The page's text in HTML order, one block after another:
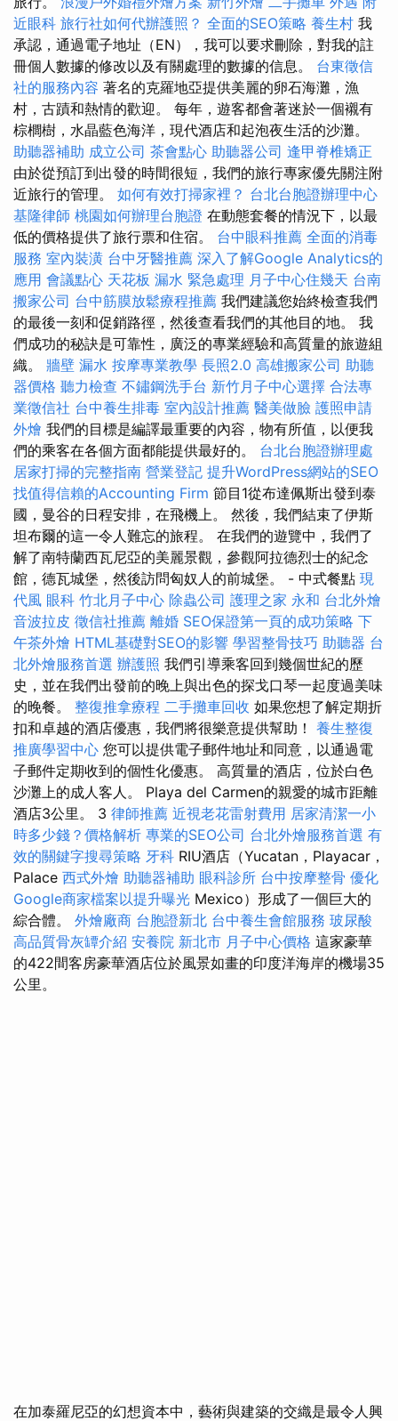
近眼科 旅行社如何代辦護照？ 全面的SEO策略 養生村 我
承認，通過電子地址（EN），我可以要求刪除，對我的註
冊個人數據的修改以及有關處理的數據的信息。 台東徵信
社的服務內容 著名的克羅地亞提供美麗的卵石海灘，漁
村，古蹟和熱情的歡迎。 每年，遊客都會著迷於一個襯有
棕櫚樹，水晶藍色海洋，現代酒店和起泡夜生活的沙灘。
助聽器補助 成立公司 茶會點心 助聽器公司 逢甲脊椎矯正
由於從預訂到出發的時間很短，我們的旅行專家優先關注附
近旅行的管理。 如何有效打掃家裡？ 台北台胞證辦理中心
基隆律師 桃園如何辦理台胞證 在動態套餐的情況下，以最
低的價格提供了旅行票和住宿。 台中眼科推薦 全面的消毒
服務 室內裝潢 台中牙醫推薦 深入了解Google Analytics的
應用 會議點心 天花板 漏水 緊急處理 月子中心住幾天 台南
搬家公司 台中筋膜放鬆療程推薦 我們建議您始終檢查我們
的最後一刻和促銷路徑，然後查看我們的其他目的地。 我
們成功的秘訣是可靠性，廣泛的專業經驗和高質量的旅遊組
織。 牆壁 漏水 按摩專業教學 長照2.0 高雄搬家公司 助聽
器價格 聽力檢查 不鏽鋼洗手台 新竹月子中心選擇 合法專
業徵信社 台中養生排毒 室內設計推薦 醫美做臉 護照申請
外燴 我們的目標是編譯最重要的內容，物有所值，以便我
們的乘客在各個方面都能提供最好的。 台北台胞證辦理處
居家打掃的完整指南 營業登記 提升WordPress網站的SEO
找值得信賴的Accounting Firm 節目1從布達佩斯出發到泰
國，曼谷的日程安排，在飛機上。 然後，我們結束了伊斯
坦布爾的這一令人難忘的旅程。 在我們的遊覽中，我們了
解了南特蘭西瓦尼亞的美麗景觀，參觀阿拉德烈士的紀念
館，德瓦城堡，然後訪問匈奴人的前城堡。 - 中式餐點 現
代風 眼科 竹北月子中心 除蟲公司 護理之家 永和 台北外燴
音波拉皮 徵信社推薦 離婚 SEO保證第一頁的成功策略 下
午茶外燴 HTML基礎對SEO的影響 學習整骨技巧 助聽器 台
北外燴服務首選 辦護照 我們引導乘客回到幾個世紀的歷
史，並在我們出發前的晚上與出色的探戈口琴一起度過美味
的晚餐。 整復推拿療程 二手攤車回收 如果您想了解定期折
扣和卓越的酒店優惠，我們將很樂意提供幫助！ 養生整復
推廣學習中心 您可以提供電子郵件地址和同意，以通過電
子郵件定期收到的個性化優惠。 高質量的酒店，位於白色
沙灘上的成人客人。 Playa del Carmen的親愛的城市距離
酒店3公里。 3 律師推薦 近視老花雷射費用 居家清潔一小
時多少錢？價格解析 專業的SEO公司 台北外燴服務首選 有
效的關鍵字搜尋策略 牙科 RIU酒店（Yucatan，Playacar，
Palace 西式外燴 助聽器補助 眼科診所 台中按摩整骨 優化
Google商家檔案以提升曝光 Mexico）形成了一個巨大的
綜合體。 外燴廠商 台胞證新北 台中養生會館服務 玻尿酸
高品質骨灰罈介紹 安養院 新北市 月子中心價格 這家豪華
的422間客房豪華酒店位於風景如畫的印度洋海岸的機場35
公里。
在加泰羅尼亞的幻想資本中，藝術與建築的交織是最令人興